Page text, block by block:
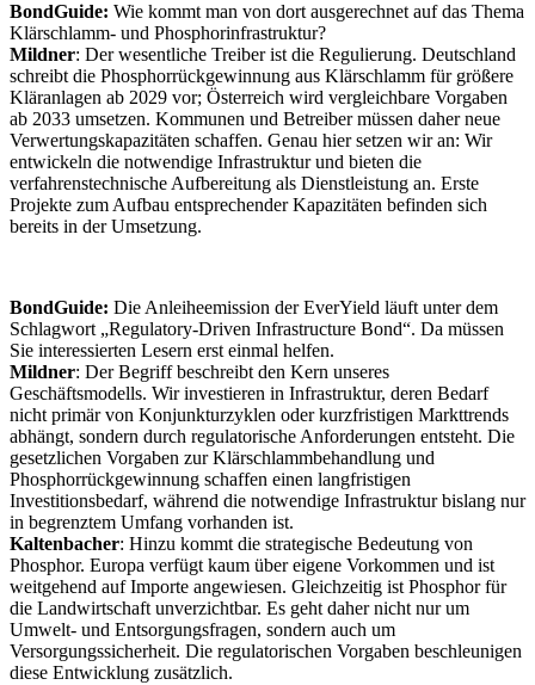
BondGuide: Wie kommt man von dort ausgerechnet auf das Thema
Klärschlamm- und Phosphorinfrastruktur?
Mildner: Der wesentliche Treiber ist die Regulierung. Deutschland
schreibt die Phosphorrückgewinnung aus Klärschlamm für größere
Kläranlagen ab 2029 vor; Österreich wird vergleichbare Vorgaben
ab 2033 umsetzen. Kommunen und Betreiber müssen daher neue
Verwertungskapazitäten schaffen. Genau hier setzen wir an: Wir
entwickeln die notwendige Infrastruktur und bieten die
verfahrenstechnische Aufbereitung als Dienstleistung an. Erste
Projekte zum Aufbau entsprechender Kapazitäten befinden sich
bereits in der Umsetzung.
BondGuide: Die Anleiheemission der EverYield läuft unter dem
Schlagwort „Regulatory-Driven Infrastructure Bond“. Da müssen
Sie interessierten Lesern erst einmal helfen.
Mildner: Der Begriff beschreibt den Kern unseres
Geschäftsmodells. Wir investieren in Infrastruktur, deren Bedarf
nicht primär von Konjunkturzyklen oder kurzfristigen Markttrends
abhängt, sondern durch regulatorische Anforderungen entsteht. Die
gesetzlichen Vorgaben zur Klärschlammbehandlung und
Phosphorrückgewinnung schaffen einen langfristigen
Investitionsbedarf, während die notwendige Infrastruktur bislang nur
in begrenztem Umfang vorhanden ist.
Kaltenbacher: Hinzu kommt die strategische Bedeutung von
Phosphor. Europa verfügt kaum über eigene Vorkommen und ist
weitgehend auf Importe angewiesen. Gleichzeitig ist Phosphor für
die Landwirtschaft unverzichtbar. Es geht daher nicht nur um
Umwelt- und Entsorgungsfragen, sondern auch um
Versorgungssicherheit. Die regulatorischen Vorgaben beschleunigen
diese Entwicklung zusätzlich.